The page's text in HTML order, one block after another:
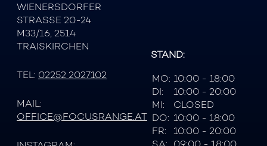
WIENERSDORFER
STRASSE 20-24
M33/16, 2514
TRAISKIRCHEN
TEL: 02252 2027102
MAIL:
OFFICE@FOCUSRANGE.AT
STAND:
MO: 10:00 - 18:00
DI:
10:00 - 20:00
MI:
CLOSED
DO: 10:00 - 18:00
FR:
10:00 - 20:00